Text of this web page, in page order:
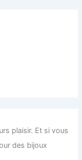
plaisir. Et si vous
des bijoux